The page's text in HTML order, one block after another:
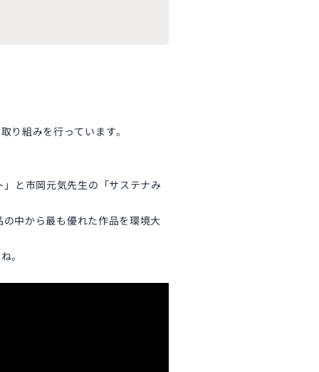
り組みを行っています。
と市岡元気先生の「サステナみ
中から最も優れた作品を環境大
。